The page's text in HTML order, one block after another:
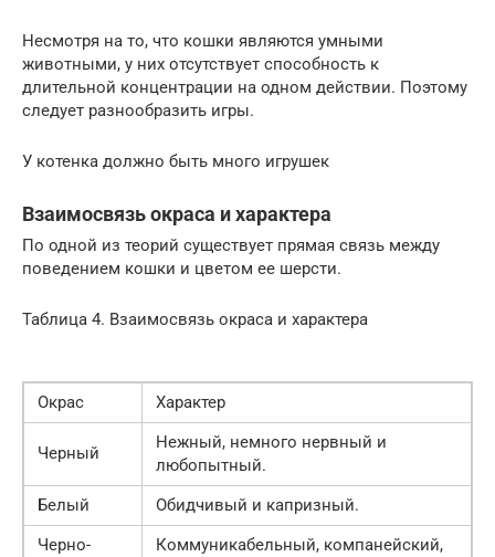
Несмотря на то, что кошки являются умными
животными, у них отсутствует способность к
длительной концентрации на одном действии. Поэтому
следует разнообразить игры.
У котенка должно быть много игрушек
Взаимосвязь окраса и характера
По одной из теорий существует прямая связь между
поведением кошки и цветом ее шерсти.
Таблица 4. Взаимосвязь окраса и характера
Окрас Характер
Черный
Нежный, немного нервный и
любопытный.
Белый
Обидчивый и капризный.
Черно-
Коммуникабельный, компанейский,